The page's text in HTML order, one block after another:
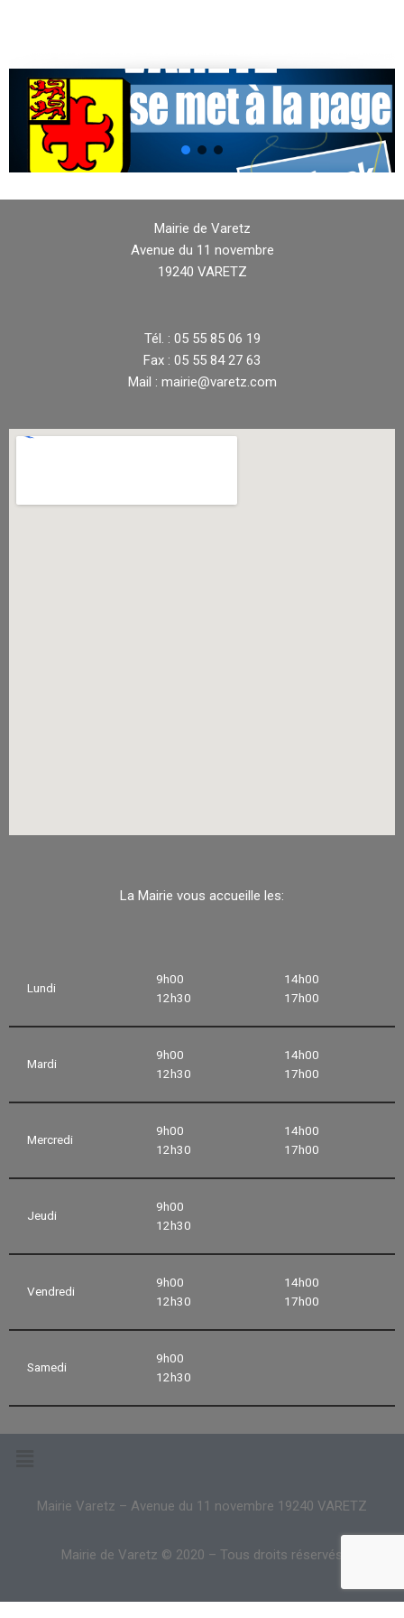
Mairie de Varetz
Avenue du 11 novembre
19240 VARETZ
Tél. : 05 55 85 06 19
Fax : 05 55 84 27 63
Mail : mairie@varetz.com
La Mairie vous accueille les:
Lundi
9h00
12h30
14h00
17h00
Mardi
9h00
12h30
14h00
17h00
Mercredi
9h00
12h30
14h00
17h00
Jeudi
9h00
12h30
Vendredi
9h00
12h30
14h00
17h00
Samedi
9h00
12h30
Mairie Varetz – Avenue du 11 novembre 19240 VARETZ
Mairie de Varetz © 2020 – Tous droits réservés